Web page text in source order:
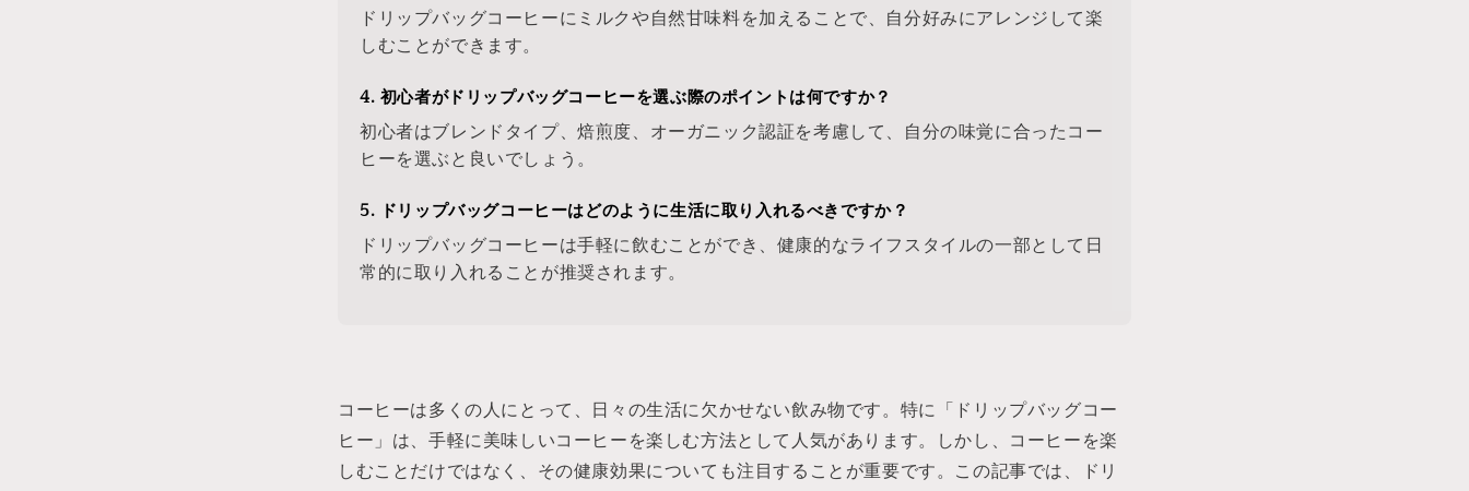
ドリップバッグコーヒーにミルクや自然甘味料を加えることで、自分好みにアレンジして楽
しむことができます。
4. 初心者がドリップバッグコーヒーを選ぶ際のポイントは何ですか？
初心者はブレンドタイプ、焙煎度、オーガニック認証を考慮して、自分の味覚に合ったコー
ヒーを選ぶと良いでしょう。
5. ドリップバッグコーヒーはどのように生活に取り入れるべきですか？
ドリップバッグコーヒーは手軽に飲むことができ、健康的なライフスタイルの一部として日
常的に取り入れることが推奨されます。
コーヒーは多くの人にとって、日々の生活に欠かせない飲み物です。特に「ドリップバッグコー
ヒー」は、手軽に美味しいコーヒーを楽しむ方法として人気があります。しかし、コーヒーを楽
しむことだけではなく、その健康効果についても注目することが重要です。この記事では、ドリ